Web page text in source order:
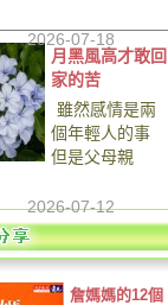
2026-07-18
月黑風高才敢回
家的苦
雖然感情是兩
個年輕人的事
但是父母親
2026-07-12
詹媽媽的12個